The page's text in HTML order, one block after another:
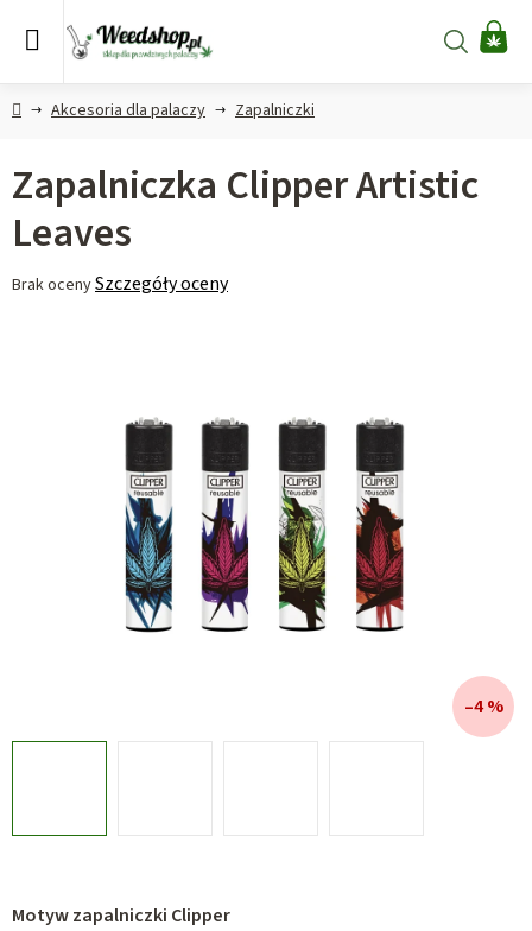
Szukaj
HomeAkcesoria dla palaczy Zapalniczki
Motyw zapalniczki Clipper
Zapalniczka Clipper Artistic
Leaves
Średnia
Brak ocenySzczegóły oceny
–4 %